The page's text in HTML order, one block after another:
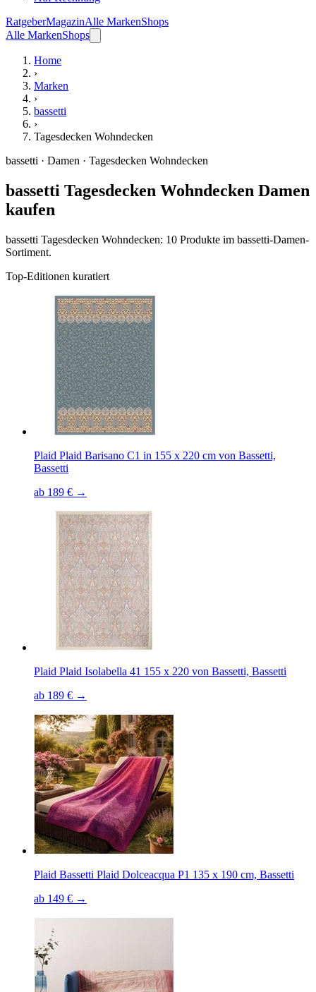
RatgeberMagazinAlle MarkenShops
Alle MarkenShops
Home
›
Marken
›
bassetti
›
Tagesdecken Wohndecken
bassetti · Damen · Tagesdecken Wohndecken
bassetti Tagesdecken Wohndecken Damen
kaufen
bassetti Tagesdecken Wohndecken: 10 Produkte im bassetti-Damen-
Sortiment.
Top-Editionen kuratiert
Plaid Plaid Barisano C1 in 155 x 220 cm von Bassetti,
Bassetti
ab 189 € →
Plaid Plaid Isolabella 41 155 x 220 von Bassetti, Bassetti
ab 189 € →
Plaid Bassetti Plaid Dolceacqua P1 135 x 190 cm, Bassetti
ab 149 € →